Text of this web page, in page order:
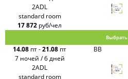
2ADL
standard room
17 872 руб/чел
Выбрать
14.08 пт-21.08 пт
7 ночей / 6 дней
BB
2ADL
standard room